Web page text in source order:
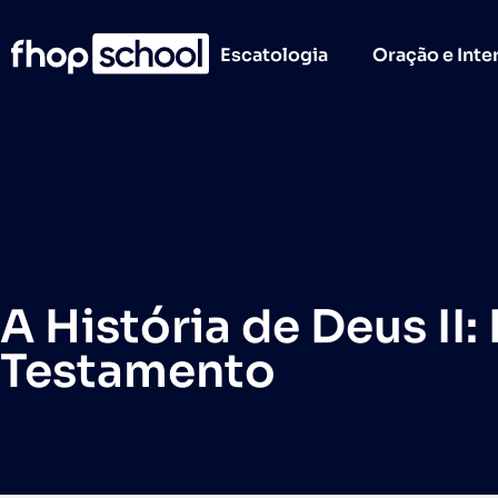
Escatologia Oração e
A História de Deus II:
Testamento